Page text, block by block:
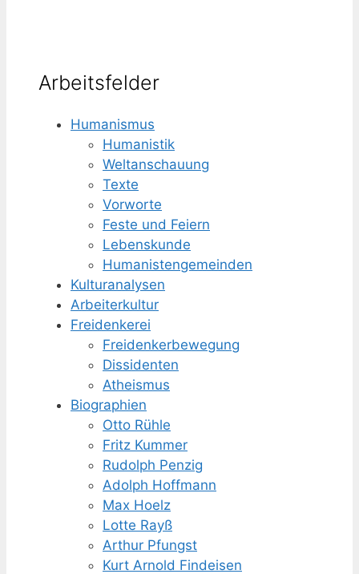
Arbeitsfelder
Humanismus
Humanistik
Weltanschauung
Texte
Vorworte
Feste und Feiern
Lebenskunde
Humanisten­gemeinden
Kulturanalysen
Arbeiterkultur
Freidenkerei
Freidenker­bewegung
Dissidenten
Atheismus
Biographien
Otto Rühle
Fritz Kummer
Rudolph Penzig
Adolph Hoffmann
Max Hoelz
Lotte Rayß
Arthur Pfungst
Kurt Arnold Findeisen